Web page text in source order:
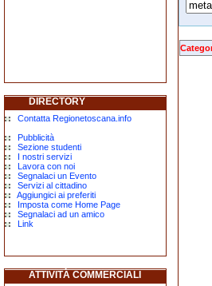
DIRECTORY
Contatta Regionetoscana.info
Pubblicità
Sezione studenti
I nostri servizi
Lavora con noi
Segnalaci un Evento
Servizi al cittadino
Aggiungici ai preferiti
Imposta come Home Page
Segnalaci ad un amico
Link
ATTIVITÀ COMMERCIALI